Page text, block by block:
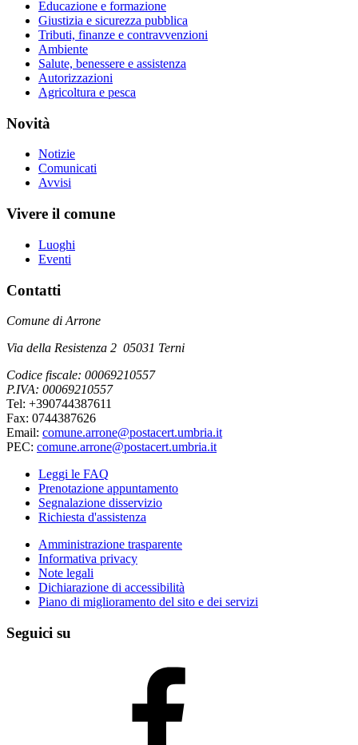
Educazione e formazione
Giustizia e sicurezza pubblica
Tributi, finanze e contravvenzioni
Ambiente
Salute, benessere e assistenza
Autorizzazioni
Agricoltura e pesca
Novità
Notizie
Comunicati
Avvisi
Vivere il comune
Luoghi
Eventi
Contatti
Comune di Arrone
Via della Resistenza 2 05031 Terni
Codice fiscale: 00069210557
P.IVA: 00069210557
Tel: +390744387611
Fax: 0744387626
Email: comune.arrone@postacert.umbria.it
PEC: comune.arrone@postacert.umbria.it
Leggi le FAQ
Prenotazione appuntamento
Segnalazione disservizio
Richiesta d'assistenza
Amministrazione trasparente
Informativa privacy
Note legali
Dichiarazione di accessibilità
Piano di miglioramento del sito e dei servizi
Seguici su